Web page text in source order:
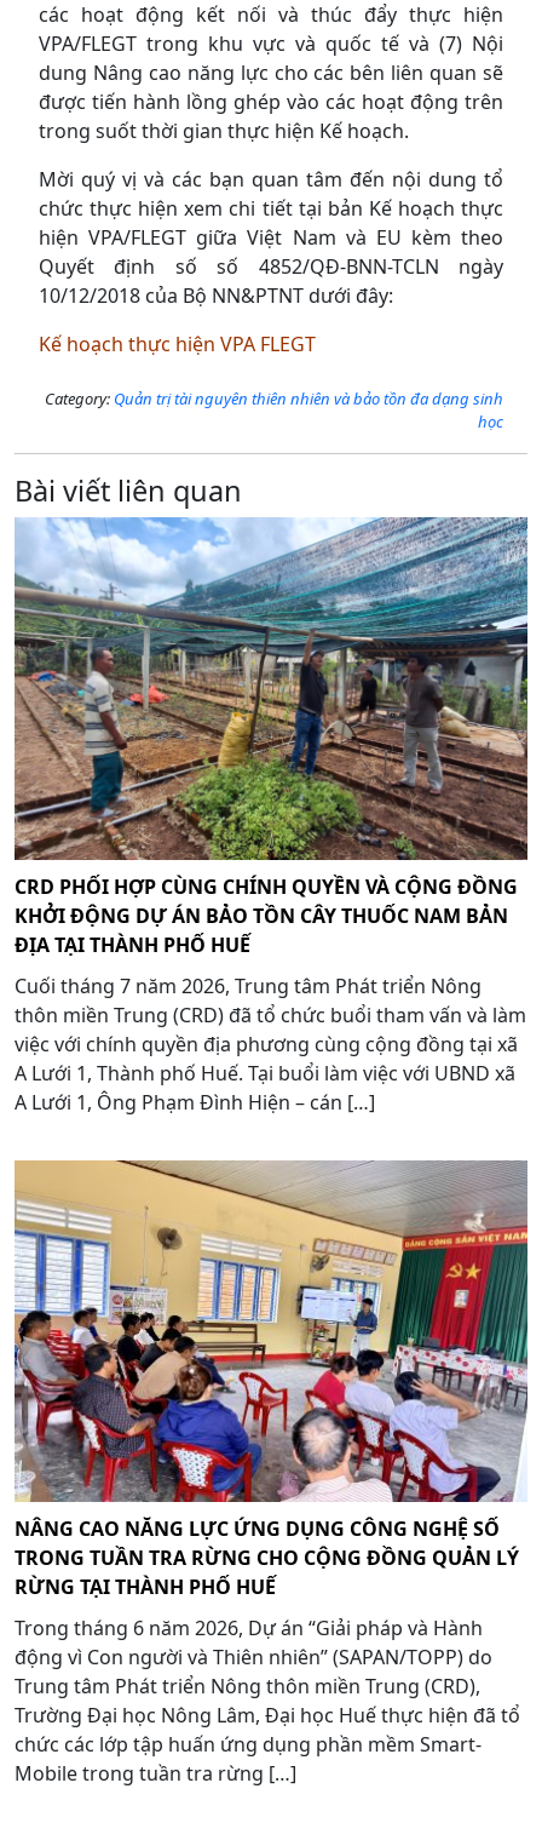
các hoạt động kết nối và thúc đẩy thực hiện
VPA/FLEGT trong khu vực và quốc tế và (7) Nội
dung Nâng cao năng lực cho các bên liên quan sẽ
được tiến hành lồng ghép vào các hoạt động trên
trong suốt thời gian thực hiện Kế hoạch.
Mời quý vị và các bạn quan tâm đến nội dung tổ
chức thực hiện xem chi tiết tại bản Kế hoạch thực
hiện VPA/FLEGT giữa Việt Nam và EU kèm theo
Quyết định số số 4852/QĐ-BNN-TCLN ngày
10/12/2018 của Bộ NN&PTNT dưới đây:
Kế hoạch thực hiện VPA FLEGT
Category: Quản trị tài nguyên thiên nhiên và bảo tồn đa dạng sinh
học
Bài viết liên quan
CRD PHỐI HỢP CÙNG CHÍNH QUYỀN VÀ CỘNG ĐỒNG
KHỞI ĐỘNG DỰ ÁN BẢO TỒN CÂY THUỐC NAM BẢN
ĐỊA TẠI THÀNH PHỐ HUẾ
Cuối tháng 7 năm 2026, Trung tâm Phát triển Nông
thôn miền Trung (CRD) đã tổ chức buổi tham vấn và làm
việc với chính quyền địa phương cùng cộng đồng tại xã
A Lưới 1, Thành phố Huế. Tại buổi làm việc với UBND xã
A Lưới 1, Ông Phạm Đình Hiện – cán […]
NÂNG CAO NĂNG LỰC ỨNG DỤNG CÔNG NGHỆ SỐ
TRONG TUẦN TRA RỪNG CHO CỘNG ĐỒNG QUẢN LÝ
RỪNG TẠI THÀNH PHỐ HUẾ
Trong tháng 6 năm 2026, Dự án “Giải pháp và Hành
động vì Con người và Thiên nhiên” (SAPAN/TOPP) do
Trung tâm Phát triển Nông thôn miền Trung (CRD),
Trường Đại học Nông Lâm, Đại học Huế thực hiện đã tổ
chức các lớp tập huấn ứng dụng phần mềm Smart-
Mobile trong tuần tra rừng […]